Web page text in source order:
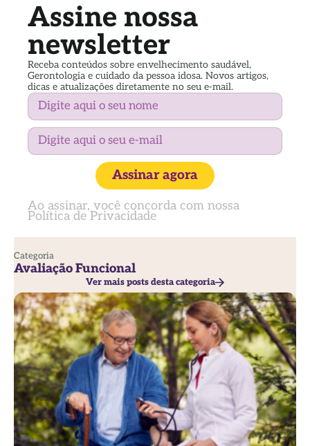
Assine nossa
newsletter
Receba conteúdos sobre envelhecimento saudável,
Gerontologia e cuidado da pessoa idosa. Novos artigos,
dicas e atualizações diretamente no seu e-mail.
Assinar agora
Ao assinar, você concorda com nossa
Política de Privacidade
Categoria
Avaliação Funcional
Ver mais posts desta categoria